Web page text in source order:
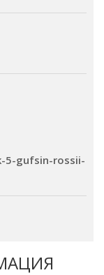
5-gufsin-rossii-